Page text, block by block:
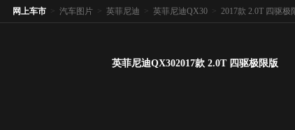
网上车市 > 汽车图片 > 英菲尼迪 > 英菲尼迪QX30 > 2017款 2.0T 四驱极
英菲尼迪QX302017款 2.0T 四驱极限版